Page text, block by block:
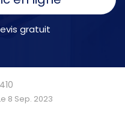
gratuit
8 Sep. 2023